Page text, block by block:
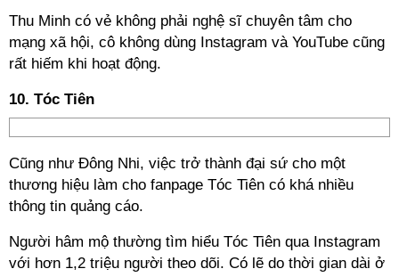
Thu Minh có vẻ không phải nghệ sĩ chuyên tâm cho
mạng xã hội, cô không dùng Instagram và YouTube cũng
rất hiếm khi hoạt động.
10. Tóc Tiên
Cũng như Đông Nhi, việc trở thành đại sứ cho một
thương hiệu làm cho fanpage Tóc Tiên có khá nhiều
thông tin quảng cáo.
Người hâm mộ thường tìm hiểu Tóc Tiên qua Instagram
với hơn 1,2 triệu người theo dõi. Có lẽ do thời gian dài ở